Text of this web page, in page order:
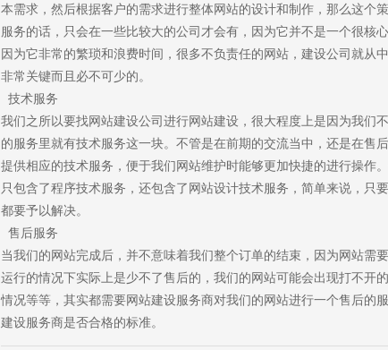
本需求，然后根据客户的需求进行整体网站的设计和制作，那么这个
服务的话，只会在一些比较大的公司才会有，因为它并不是一个很核
因为它非常的繁琐和浪费时间，很多不负责任的网站，建设公司就从
非常关键而且必不可少的。
技术服务
我们之所以要找网站建设公司进行网站建设，很大程度上是因为我们
的服务里就有技术服务这一块。不管是在前期的交流当中，还是在售
提供相应的技术服务，便于我们网站维护时能够更加快捷的进行操作
只包含了程序技术服务，还包含了网站设计技术服务，简单来说，只
都要予以解决。
售后服务
当我们的网站完成后，并不意味着我们整个订单的结束，因为网站需
运行的情况下实际上是少不了售后的，我们的网站可能会出现打不开
情况等等，其实都需要网站建设服务商对我们的网站进行一个售后的
建设服务商是否合格的标准。
Waiting for you